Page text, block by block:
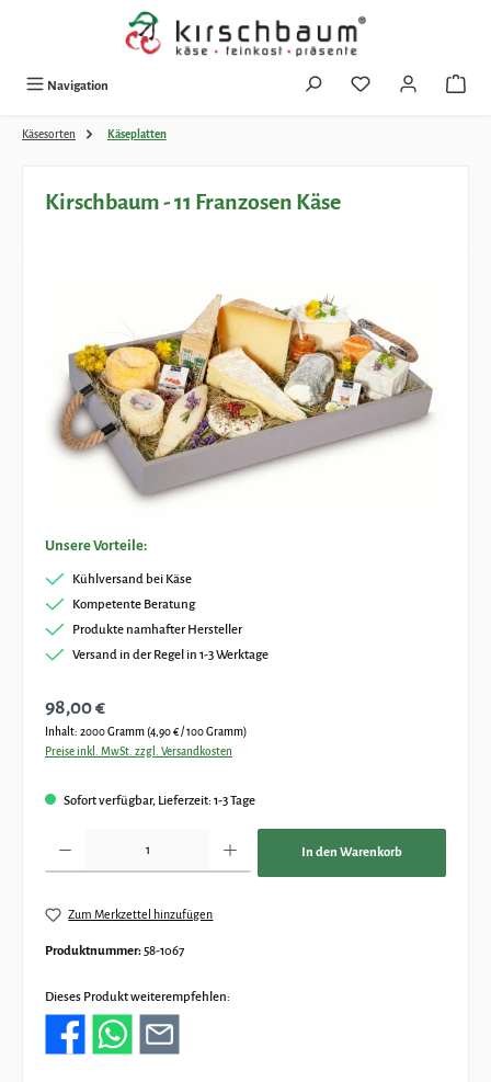
Zum Hauptinhalt springen
Navigation
Käsesorten Käseplatten
Kirschbaum - 11 Franzosen Käse
Unsere Vorteile:
Kühlversand bei Käse
Kompetente Beratung
Produkte namhafter Hersteller
Versand in der Regel in 1-3 Werktage
Regulärer Preis:
98,00 €
Inhalt: 2000 Gramm(4,90 € / 100 Gramm)
Preise inkl. MwSt. zzgl. Versandkosten
Sofort verfügbar, Lieferzeit: 1-3 Tage
In den Warenkorb
Zum Merkzettel hinzufügen
Produktnummer:58-1067
Dieses Produkt weiterempfehlen: